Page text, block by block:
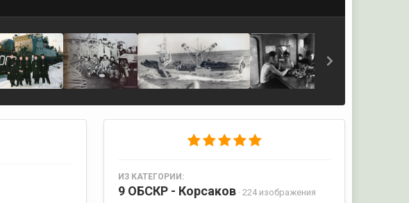
ИЗ КАТЕГОРИИ:
9 ОБСКР - Корсаков · 224 изображения